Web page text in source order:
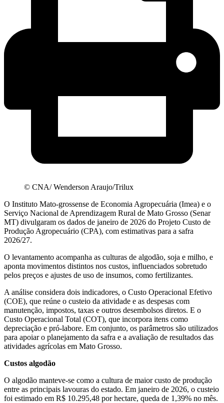
© CNA/ Wenderson Araujo/Trilux
O Instituto Mato-grossense de Economia Agropecuária (Imea) e o
Serviço Nacional de Aprendizagem Rural de Mato Grosso (Senar
MT) divulgaram os dados de janeiro de 2026 do Projeto Custo de
Produção Agropecuário (CPA), com estimativas para a safra
2026/27.
O levantamento acompanha as culturas de algodão, soja e milho, e
aponta movimentos distintos nos custos, influenciados sobretudo
pelos preços e ajustes de uso de insumos, como fertilizantes.
A análise considera dois indicadores, o Custo Operacional Efetivo
(COE), que reúne o custeio da atividade e as despesas com
manutenção, impostos, taxas e outros desembolsos diretos. E o
Custo Operacional Total (COT), que incorpora itens como
depreciação e pró-labore. Em conjunto, os parâmetros são utilizados
para apoiar o planejamento da safra e a avaliação de resultados das
atividades agrícolas em Mato Grosso.
Custos algodão
O algodão manteve-se como a cultura de maior custo de produção
entre as principais lavouras do estado. Em janeiro de 2026, o custeio
foi estimado em R$ 10.295,48 por hectare, queda de 1,39% no mês.